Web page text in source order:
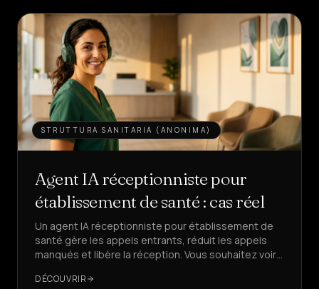
Services &
MAISON
Tarifs
Qui
sommes-
nous
Devenez
partenaire
LANGUE
STRUTTURA SANITARIA (ANONIMA)
Agent IA réceptionniste pour
établissement de santé : cas réel
Un agent IA réceptionniste pour établissement de
santé gère les appels entrants, réduit les appels
manqués et libère la réception. Vous souhaitez voir
DÉCOUVRIR